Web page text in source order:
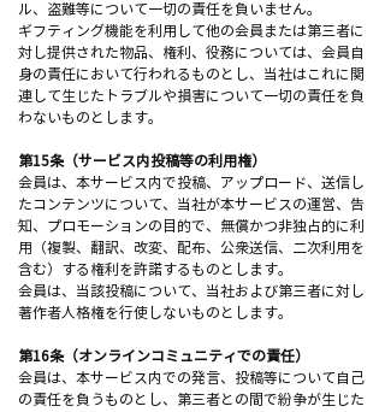
ル、盗難等について一切の責任を負いません。
ギフティング機能を利用して他の会員または第三者に
対し提供された物品、権利、役務については、会員自
身の責任において行われるものとし、当社はこれに関
連して生じたトラブルや損害について一切の責任を負
わないものとします。
第15条（サービス内投稿等の利用権）
会員は、本サービス内で投稿、アップロード、送信し
たコンテンツについて、当社が本サービスの運営、告
知、プロモーションの目的で、無償かつ非独占的に利
用（複製、翻訳、改変、配布、公衆送信、二次利用を
含む）する権利を許諾するものとします。
会員は、当該投稿について、当社および第三者に対し
著作者人格権を行使しないものとします。
第16条（オンラインコミュニティでの責任）
会員は、本サービス内での発言、投稿等について自己
の責任を負うものとし、第三者との間で紛争が生じた